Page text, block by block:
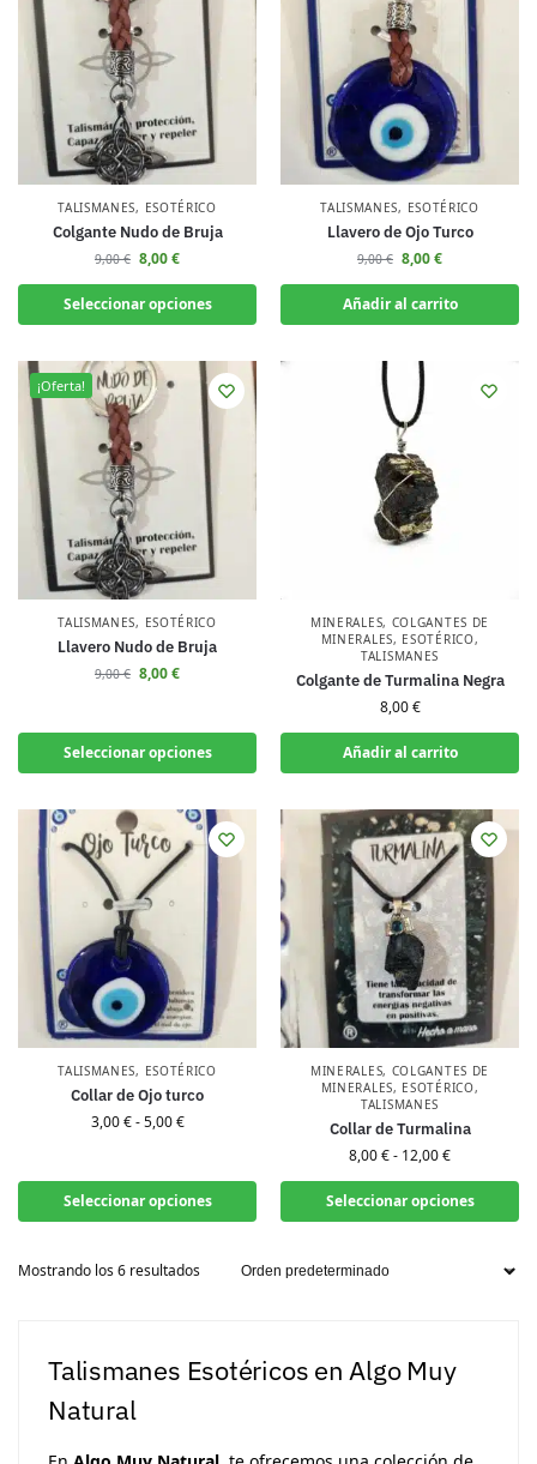
TALISMANES, ESOTÉRICO
Colgante Nudo de Bruja
9,00€ 8,00€
Seleccionar opciones
TALISMANES, ESOTÉRICO
Llavero de Ojo Turco
9,00€ 8,00€
Añadir al carrito
¡Oferta!
TALISMANES, ESOTÉRICO
Llavero Nudo de Bruja
9,00€ 8,00€
Seleccionar opciones
MINERALES, COLGANTES DE
MINERALES, ESOTÉRICO,
TALISMANES
Colgante de Turmalina Negra
8,00€
Añadir al carrito
TALISMANES, ESOTÉRICO
Collar de Ojo turco
3,00€ - 5,00€
Seleccionar opciones
MINERALES, COLGANTES DE
MINERALES, ESOTÉRICO,
TALISMANES
Collar de Turmalina
8,00€- 12,00€
Seleccionar opciones
Mostrando los 6 resultados
Talismanes Esotéricos en Algo Muy
Natural